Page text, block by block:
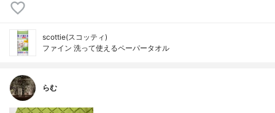
scottie(スコッティ)
ファイン 洗って使えるペーパータオル
らむ